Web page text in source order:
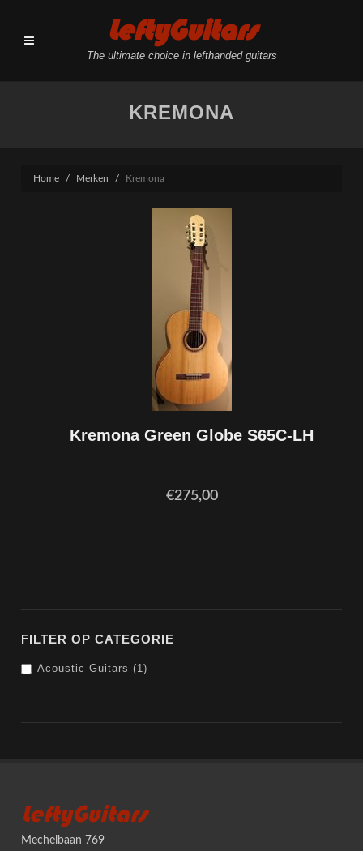
LeftyGuitars
The ultimate choice in lefthanded guitars
KREMONA
Home Merken Kremona
Kremona Green Globe S65C-LH
€275,00
FILTER OP CATEGORIE
Acoustic Guitars (1)
LeftyGuitars
Mechelbaan 769